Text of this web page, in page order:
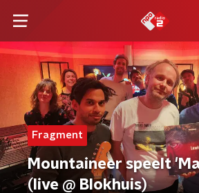
Fragment
Mountaineer speelt
(live @ Blokhuis)